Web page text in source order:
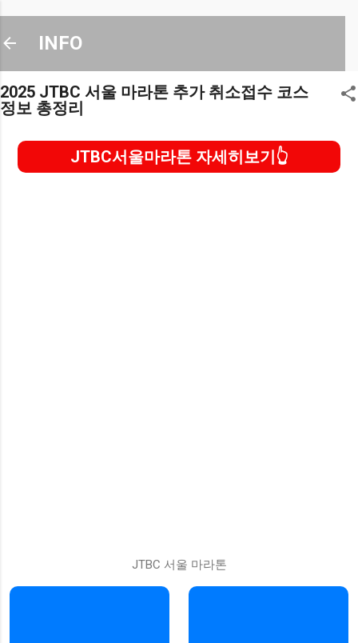
기본 콘텐츠로 건너뛰기
INFO
2025 JTBC 서울 마라톤 추가 취소접수 코스
정보 총정리
JTBC서울마라톤 자세히보기
JTBC 서울 마라톤